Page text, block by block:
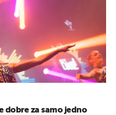
dobre za samo jedno